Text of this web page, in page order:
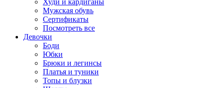
Худи и кардиганы
Мужская обувь
Сертификаты
Посмотреть все
Девочки
Боди
Юбки
Брюки и легинсы
Платья и туники
Топы и блузки